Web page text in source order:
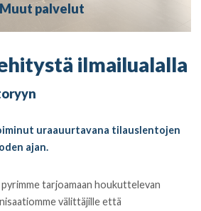
Muut palvelut
ilmailualalla
uraauurtavana tilauslentojen
ajan.
tarjoamaan houkuttelevan
välittäjille että